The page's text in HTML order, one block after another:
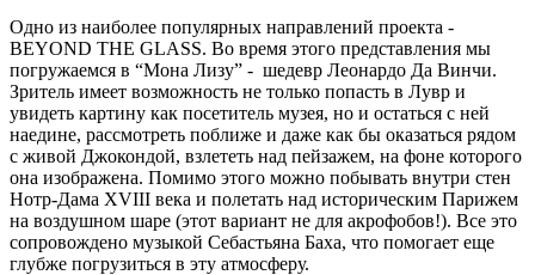
Одно из наиболее популярных направлений проекта -
BEYOND THE GLASS. Во время этого представления мы
погружаемся в “Мона Лизу” - шедевр Леонардо Да Винчи.
Зритель имеет возможность не только попасть в Лувр и
увидеть картину как посетитель музея, но и остаться с ней
наедине, рассмотреть поближе и даже как бы оказаться рядом
с живой Джокондой, взлететь над пейзажем, на фоне которого
она изображена. Помимо этого можно побывать внутри стен
Нотр-Дама XVIII века и полетать над историческим Парижем
на воздушном шаре (этот вариант не для акрофобов!). Все это
сопровождено музыкой Себастьяна Баха, что помогает еще
глубже погрузиться в эту атмосферу.